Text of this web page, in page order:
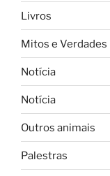
Livros
Mitos e Verdades
Notícia
Notícia
Outros animais
Palestras